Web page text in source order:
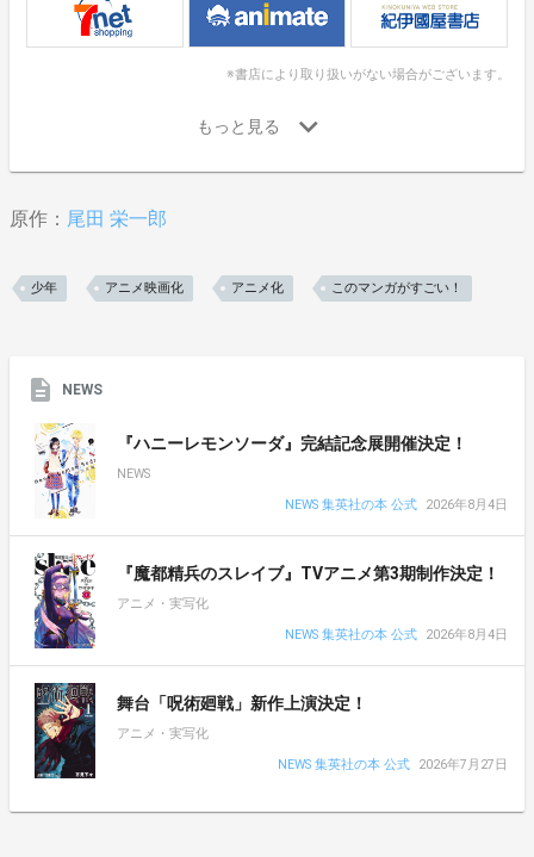
※書店により取り扱いがない場合がございます。
原作： 尾田 栄一郎
少年 アニメ映画化 アニメ化 このマンガがすごい！
NEWS
『ハニーレモンソーダ』完結記念展開催決定！
NEWS
NEWS 集英社の本 公式
2026年8月4日
『魔都精兵のスレイブ』TVアニメ第3期制作決定！
アニメ・実写化
NEWS 集英社の本 公式
2026年8月4日
舞台「呪術廻戦」新作上演決定！
アニメ・実写化
NEWS 集英社の本 公式
2026年7月27日